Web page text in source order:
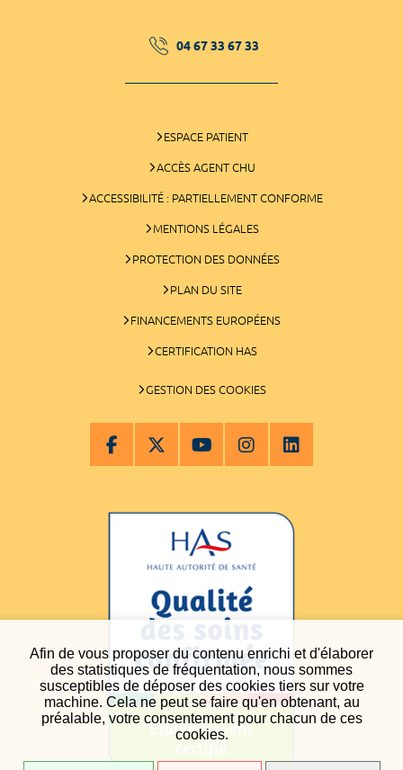
Afin de vous proposer du contenu enrichi et d'élaborer
des statistiques de fréquentation, nous sommes
susceptibles de déposer des cookies tiers sur votre
machine. Cela ne peut se faire qu'en obtenant, au
préalable, votre consentement pour chacun de ces
cookies.
04 67 33 67 33
ESPACE PATIENT
ACCÈS AGENT CHU
ACCESSIBILITÉ : PARTIELLEMENT CONFORME
MENTIONS LÉGALES
PROTECTION DES DONNÉES
PLAN DU SITE
FINANCEMENTS EUROPÉENS
CERTIFICATION HAS
GESTION DES COOKIES